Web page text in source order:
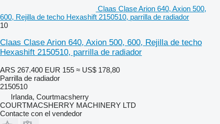
Claas Clase Arion 640, Axion 500,
600, Rejilla de techo Hexashift 2150510, parrilla de radiador
10
Claas Clase Arion 640, Axion 500, 600, Rejilla de techo
Hexashift 2150510, parrilla de radiador
ARS 267.400 EUR 155 ≈ US$ 178,80
Parrilla de radiador
2150510
Irlanda, Courtmacsherry
COURTMACSHERRY MACHINERY LTD
Contacte con el vendedor